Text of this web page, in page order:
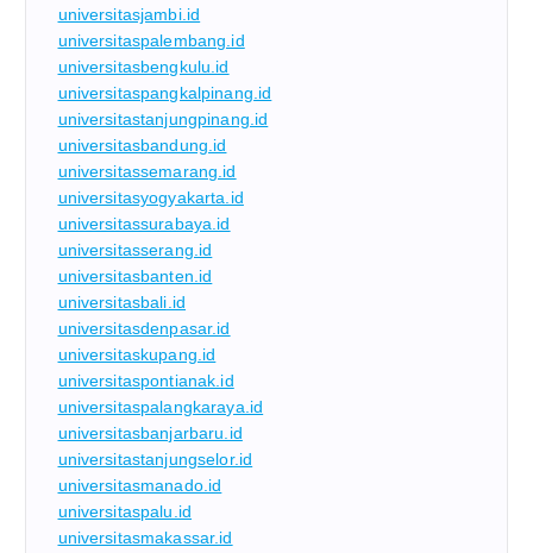
universitasjambi.id
universitaspalembang.id
universitasbengkulu.id
universitaspangkalpinang.id
universitastanjungpinang.id
universitasbandung.id
universitassemarang.id
universitasyogyakarta.id
universitassurabaya.id
universitasserang.id
universitasbanten.id
universitasbali.id
universitasdenpasar.id
universitaskupang.id
universitaspontianak.id
universitaspalangkaraya.id
universitasbanjarbaru.id
universitastanjungselor.id
universitasmanado.id
universitaspalu.id
universitasmakassar.id